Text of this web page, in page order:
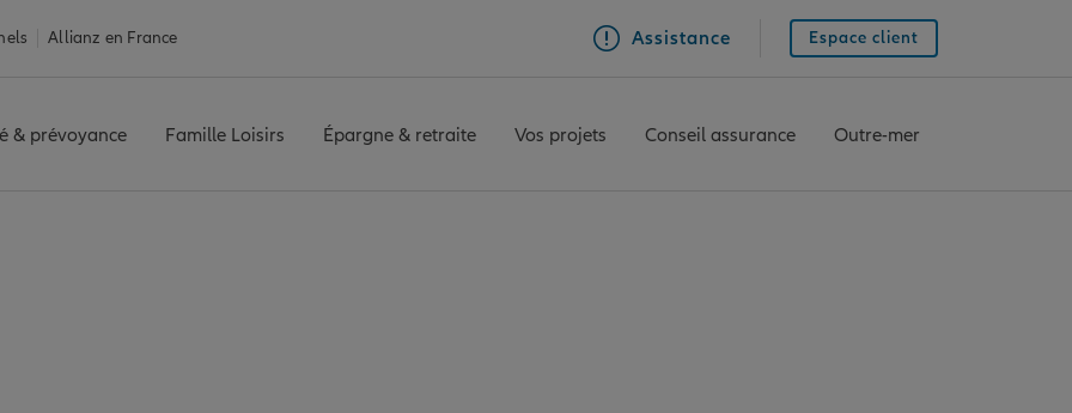
Allianz en France Assistance Espace client
& prévoyance Famille Loisirs Épargne & retraite Vos projets Conseil assurance Outre-mer